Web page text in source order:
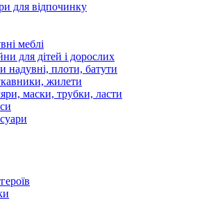
для відпочинку
меблі
для дітей і дорослих
надувні, плоти, батути
жилети
маски, трубки, ласти